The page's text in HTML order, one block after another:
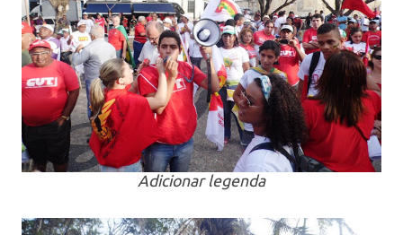
Adicionar legenda